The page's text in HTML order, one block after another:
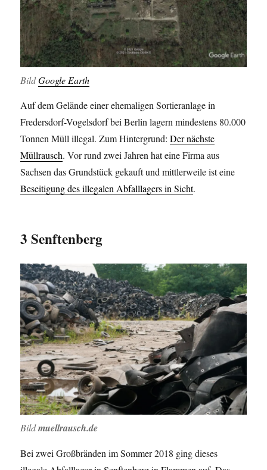
BildGoogle Earth
Auf dem Gelände einer ehemaligen Sortieranlage in
Fredersdorf-Vogelsdorf bei Berlin lagern mindestens 80.000
Tonnen Müll illegal. Zum Hintergrund:Der nächste
Müllrausch. Vor rund zwei Jahren hat eine Firma aus
Sachsen das Grundstück gekauft und mittlerweile ist eine
Beseitigung des illegalen Abfalllagers in Sicht.
3 Senftenberg
Bildmuellrausch.de
Bei zwei Großbränden im Sommer 2018 ging dieses